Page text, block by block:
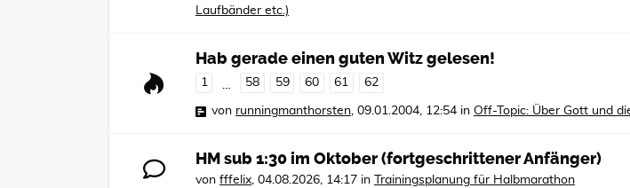
Laufbänder etc.)
Hab gerade einen guten Witz gelesen!
1 … 58 59 60 61 62
von runningmanthorsten, 09.01.2004, 12:54 in Off-Topic: Über Gott und
HM sub 1:30 im Oktober (fortgeschrittener Anfänger)
von fffelix, 04.08.2026, 14:17 in Trainingsplanung für Halbmarathon